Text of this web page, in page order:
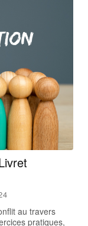
au travers
pratiques,